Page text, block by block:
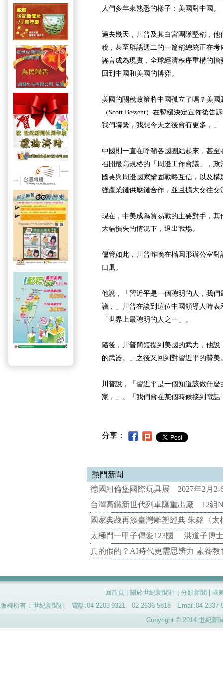
人們多年來熟悉的樣子：美國對中國。
過去幾天，川普及其白宮團隊堅稱，
稅，甚至辟謠週二的一篇稱總統正在考
謠言成為現實，全球經濟秩序重構的
回到中國和美國的博弈。
美國的關稅政策將中國孤立了嗎？美國
（Scott Bessent）在暫緩決定宣佈後告
我們聯繫，我想今天之後會有更多，」
中國則一直在呼籲各國團結起來，甚
召開最高規格的「周邊工作會議」，
國要與周邊國家鞏固戰略互信，以及
強產業鏈供應鏈合作，並且擴大交往交
現在，中美成為貿易戰的主要對手，
大幅損失的情況下，退出戰場。
儘管如此，川普昨晚在橢圓形辦公室
口風。
他說，「習近平是一個聰明的人，我
議，」川普在談到這位中國領導人時
「世界上最聰明的人之一」。
隨後，川普簡短提到美國的武力，他
的武器。」之後又回到對習近平的贊美
川普說，「習近平是一個知道該做什
家，」。「我們會在某個時候接到電
分享：
熱門新聞
德國紐倫堡國際玩具展 2027年2月2-
台灣高鐵新世代列車隆重出廠 12組
國家典藏再添臺灣雕塑經典 朱銘〈
太極門一甲子傳愛123國 洪道子博
真的假的？AI時代更需思辨力 素養
回首頁 關於世紀新聞社 分類新聞
國
版權所有：世紀新聞社 電話:04-2203-9321、02-2636-5818 Email:04-
Copyright © 2014 世紀新